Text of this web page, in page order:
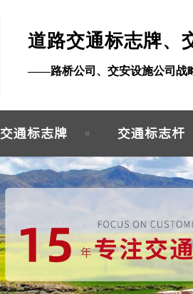
道路交通标志牌、
——路桥公司、交安设施公司战
交通标志牌 交通标志杆